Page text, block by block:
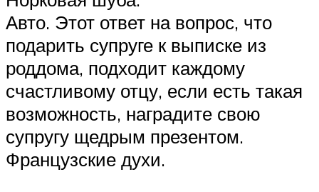
Авто. Этот ответ на вопрос, что
подарить супруге к выписке из
роддома, подходит каждому
счастливому отцу, если есть такая
возможность, наградите свою
супругу щедрым презентом.
Французские духи.